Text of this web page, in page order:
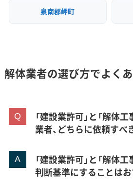
泉南郡岬町
解体業者の選び方でよく
「建設業許可」と「解体
業者、どちらに依頼すべ
「建設業許可」と「解体
判断基準にすることはお